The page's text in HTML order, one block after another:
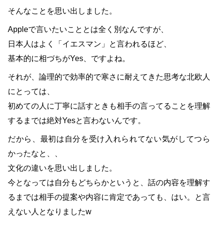
そんなことを思い出しました。
Appleで言いたいこととは全く別なんですが、
日本人はよく「イエスマン」と言われるほど、
基本的に相づちがYes、ですよね。
それが、論理的で効率的で寒さに耐えてきた思考な北欧人
にとっては、
初めての人に丁寧に話すときも相手の言ってることを理解
するまでは絶対Yesと言わないんです。
だから、最初は自分を受け入れられてない気がしてつら
かったなと、、
文化の違いを思い出しました。
今となっては自分もどちらかというと、話の内容を理解す
るまでは相手の提案や内容に肯定であっても、はい。と言
えない人となりましたw